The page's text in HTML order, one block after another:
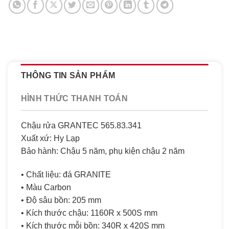
THÔNG TIN SẢN PHẨM
HÌNH THỨC THANH TOÁN
Chậu rửa GRANTEC 565.83.341
Xuất xứ: Hy Lạp
Bảo hành: Chậu 5 năm, phụ kiện chậu 2 năm
• Chất liệu: đá GRANITE
• Màu Carbon
• Độ sâu bồn: 205 mm
• Kích thước chậu: 1160R x 500S mm
• Kích thước mỗi bồn: 340R x 420S mm